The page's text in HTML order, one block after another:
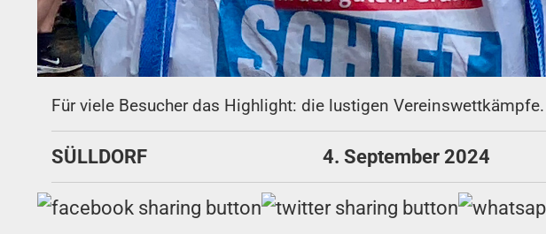
Für viele Besucher das Highlight: die lustigen
SÜLLDORF 4. September 2024